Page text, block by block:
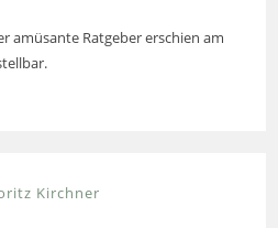
amüsante Ratgeber erschien am
Kirchner